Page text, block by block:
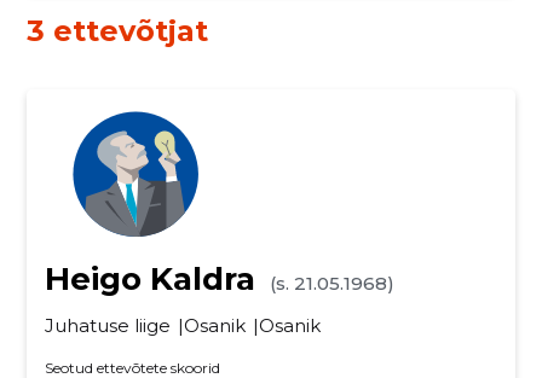
3 ettevõtjat
Heigo Kaldra
(s. 21.05.1968)
Juhatuse liige
Osanik Osanik
Seotud ettevõtete skoorid